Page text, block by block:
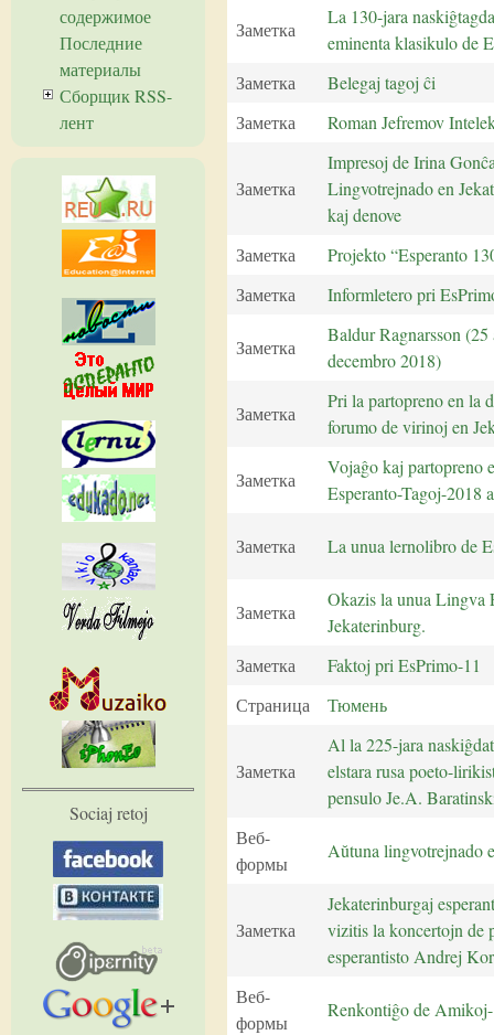
Заметка
La 130-jara
eminenta klasikulo de
Заметка
Belegaj tagoj ĉi
Заметка
Roman Jefremov
Заметка
Impresoj de Irina
Lingvotrejnado en
kaj denove
Заметка
Projekto “Esperanto
Заметка
Informletero pri
Заметка
Baldur Ragnarsson
decembro 2018)
Заметка
Pri la partopreno en la
forumo de virinoj en
Заметка
Vojaĝo kaj partopreno
Esperanto-Tagoj-2018
Заметка La unua lernolibro de
Заметка
Okazis la unua Lingva
Jekaterinburg.
Заметка
Faktoj pri EsPrimo-11
Страница
Тюмень
Заметка
Al la 225-jara
elstara rusa poeto-
pensulo Je.A.
Веб-
формы
Aŭtuna lingvotrejnado
Заметка
Jekaterinburgaj
vizitis la koncertojn de
esperantisto Andrej
Веб-
формы
Renkontiĝo de
содержимое
Последние
материалы
Сборщик RSS-
лент
Sociaj retoj